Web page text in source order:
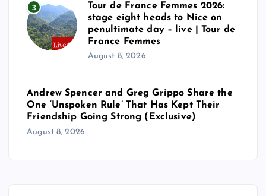
3
Tour de France Femmes 2026:
stage eight heads to Nice on
penultimate day – live | Tour de
France Femmes
August 8, 2026
Andrew Spencer and Greg Grippo Share the
One ‘Unspoken Rule’ That Has Kept Their
Friendship Going Strong (Exclusive)
August 8, 2026